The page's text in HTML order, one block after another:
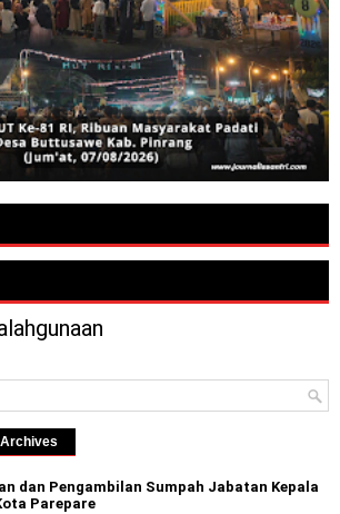
Archives
dan Pengambilan Sumpah Jabatan Kepala
Parepare